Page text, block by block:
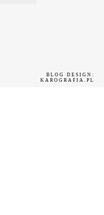
BLOG DESIGN:
KAROGRAFIA.PL